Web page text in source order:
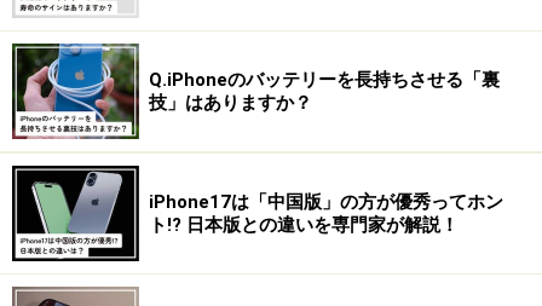
します。今回はSuicaを登録しますね。
・カードの発行
新しいカードを発行するなら、そのままチャージでOK
案内に従って「続ける」をタップ。手元にカードがな
く、新規でカードを作りたい場合は、チャージ金額を入
力して、右上の「追加」をタップします。
Q.iPhoneのバッテリーを長持ちさせる「裏
技」はありますか？
iPhone17は「中国版」の方が優秀ってホン
ト!? 日本版との違いを専門家が解説！